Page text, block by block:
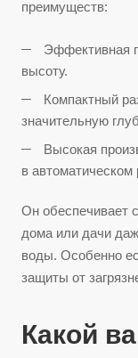
преимуществ:
Эффективная
высоту.
Компактный
значительную
Высокая
в автоматическом
Он обеспечивает
дома или дачи
воды. Особенно
защиты от
Какой